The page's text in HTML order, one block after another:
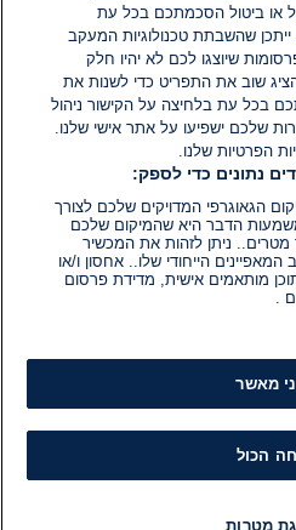
או ביטול הסכמתכם בכל עת
שהשבתת טכנולוגיות המעקב
שיוצגו לכם לא יהיו חלק
שוב את התפריט כדי לשנות את
בכל עת בלחיצה על הקישור ניהול
שלכם ישפיעו על אתר אישי שלנו.
הפרטיות שלנו.
נתונים כדי לספק:
הגאוגרפי המדויקים שלכם לצורך
הדבר היא שהמיקום שלכם
ניתן לזהות את המכשיר
הייחודי שלו.. אחסון ו/או
מותאמים אישית, מדידת פרסום
.
מאשר
הכול
מטרות